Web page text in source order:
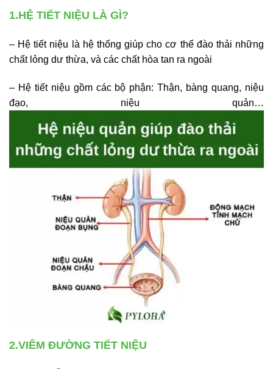
1.HỆ TIẾT NIỆU LÀ GÌ?
– Hệ tiết niệu là hệ thống giúp cho cơ thể đào thải những
chất lỏng dư thừa, và các chất hòa tan ra ngoài
– Hệ tiết niệu gồm các bộ phận: Thận, bàng quang, niệu
đạo, niệu quản…
2.VIÊM ĐƯỜNG TIẾT NIỆU